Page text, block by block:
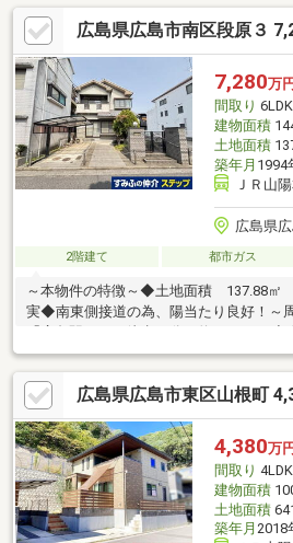
送迎に便利！◆家事をサポートする充実
ムキッチン、浴室乾燥機、追焚、モニタ
全室2面採光、全居室収納付きです。◆
きで安心引渡し後の不具合に対する保証
で約711ｍ、二葉中学校まで約905ｍの立
ことは、オールハウスにご相談ください！
広島県広島市南区段原３
7,280万円
間取り 6LDK
建物面積
土地面積
築年月 1994
ＪＲ山
広島県
2階建て 都市ガス
～本物件の特徴～◆土地面積 137.88
実◆南東側接道の為、陽当たり良好！～
「広島駅」まで徒歩14分（約1060ｍ）◆
ンターまで徒歩6分（約470ｍ）◆セブン
店まで徒歩3分（約200ｍ）◆広島電鉄バ
3分（約180ｍ）広島県広島市東区山根町
4,380万
間取り 4LDK
建物面積
土地面積
築年月 2018